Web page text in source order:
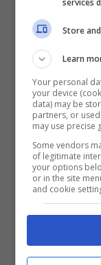
Trasferimento al
bonus in questa
Il bando,
40;
services
Store
Learn
Your personal
your device
data) may be
partners, or
may use precise
Some vendors
of legitimate
your options
or in the site
and cookie